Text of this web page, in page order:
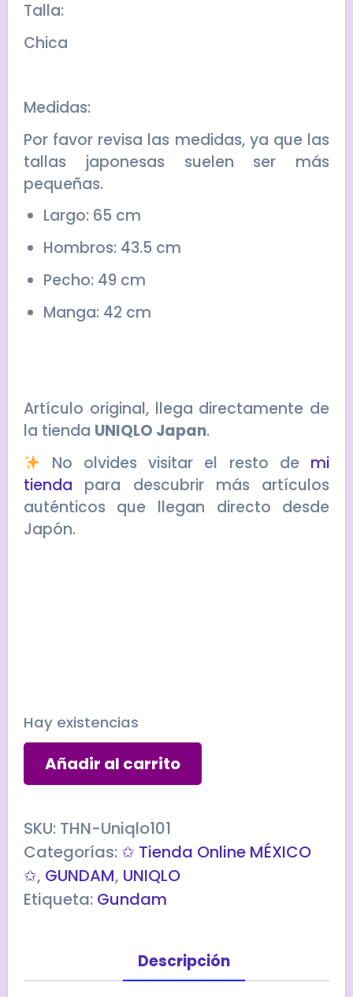
Talla:
Chica
Medidas:
Por favor revisa las medidas, ya que las
tallas japonesas suelen ser más
pequeñas.
Largo: 65 cm
Hombros: 43.5 cm
Pecho: 49 cm
Manga: 42 cm
Artículo original, llega directamente de
la tienda UNIQLO Japan.
No olvides visitar el resto de mi
tienda para descubrir más artículos
auténticos que llegan directo desde
Japón.
Hay existencias
Playera
Uniqlo
-
Talla
Chica
cantidad
Añadir al carrito
SKU: THN-Uniqlo101
Categorías: ✩ Tienda Online MÉXICO
✩, GUNDAM, UNIQLO
Etiqueta: Gundam
Descripción